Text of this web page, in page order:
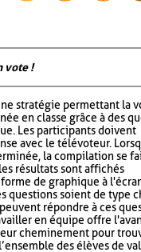
vote !
stratégie permettant la
en classe grâce à des
Les participants doivent
avec le télévoteur.
la compilation se
résultats sont affichés
de graphique à
questions soient de type
répondre à ces
en équipe offre
cheminement pour
des élèves de